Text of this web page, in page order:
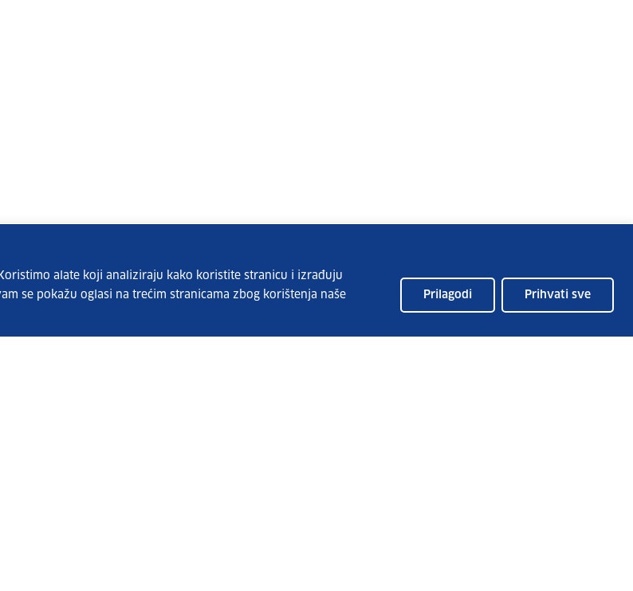
alate koji analiziraju kako koristite stranicu i izrađuju
se pokažu oglasi na trećim stranicama zbog korištenja naše
Prilagodi Prihvati sve